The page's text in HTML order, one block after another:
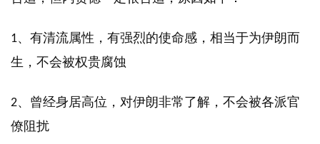
1、有清流属性，有强烈的使命感，相当于为伊朗而
生，不会被权贵腐蚀
2、曾经身居高位，对伊朗非常了解，不会被各派官
僚阻扰